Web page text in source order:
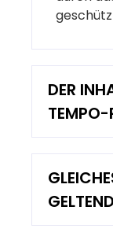
DER
TEMPO-